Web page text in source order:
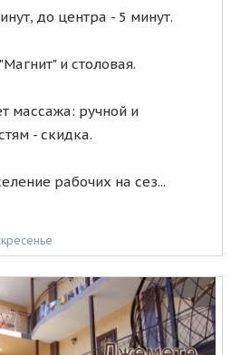
до центра - 5 минут.
и столовая.
массажа: ручной и
- скидка.
рабочих на сез...